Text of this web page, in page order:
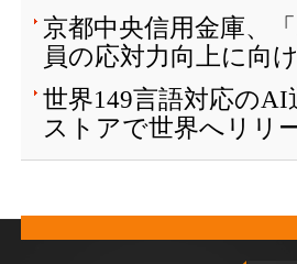
京都中央信用金庫、
員の応対力向上に向
世界149言語対応のAI
ストアで世界へリリ